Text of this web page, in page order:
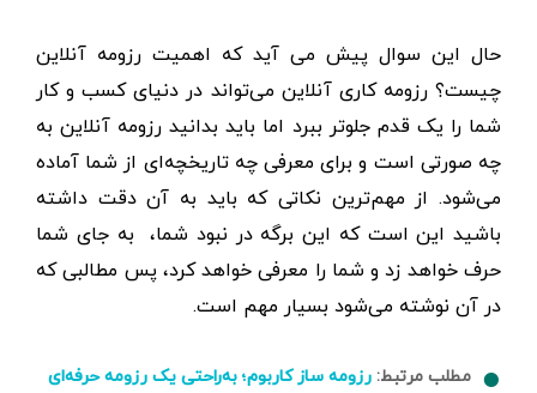
حال این سوال پیش می آيد که اهمیت رزومه آنلاین
چیست؟ رزومه کاری آنلاین می‌تواند در دنیای کسب و کار
شما را یک قدم جلوتر ببرد اما باید بدانید رزومه آنلاین به
چه صورتی است و برای معرفی چه تاریخچه‌ای از شما آماده
می‌شود. از مهم‌ترین نکاتی که باید به آن دقت داشته
باشید این است که این برگه در نبود شما، به جای شما
حرف خواهد زد و شما را معرفی خواهد کرد، پس مطالبی که
در آن نوشته می‌شود بسیار مهم است.
مطلب مرتبط: رزومه ساز کاربوم؛ به‌راحتی یک رزومه حرفه‌ای